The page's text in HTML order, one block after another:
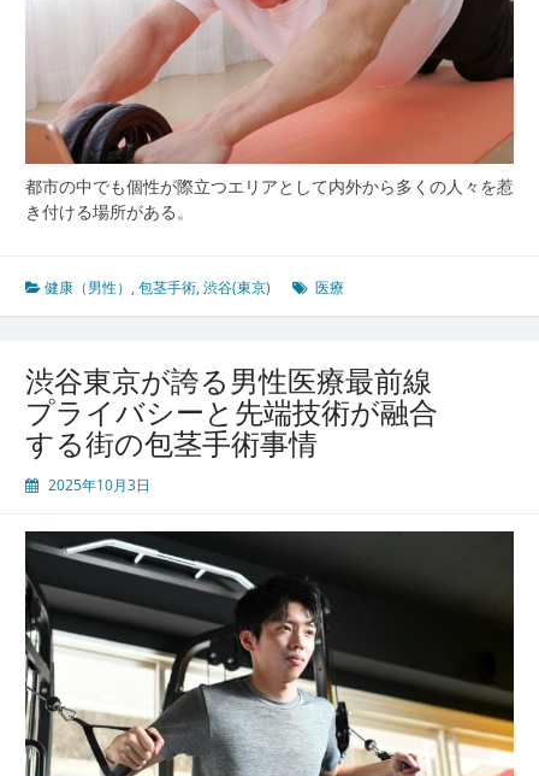
り
添
う
包
茎
手
術
最
事
情
都市の中でも個性が際立つエリアとして内外から多くの人々を惹
き付ける場所がある。
健康（男性） ,包茎手術,渋谷(東京) 医療
渋谷東京が誇る男性医療最前線
プライバシーと先端技術が融合
する街の包茎手術事情
2025年10月3日